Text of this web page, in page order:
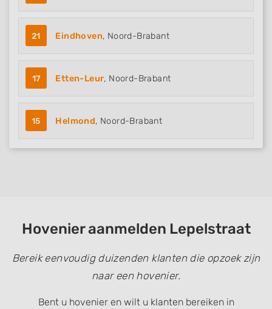
21 Eindhoven, Noord-Brabant
17 Etten-Leur, Noord-Brabant
15 Helmond, Noord-Brabant
Hovenier aanmelden Lepelstraat
Bereik eenvoudig duizenden klanten die opzoek zijn
naar een hovenier.
Bent u hovenier en wilt u klanten bereiken in